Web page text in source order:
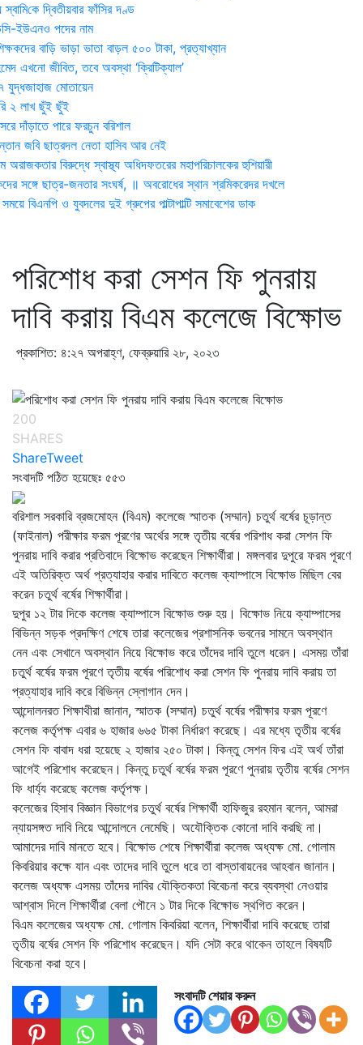
দ্বিতীয়বার ফাঁসির দণ্ড
ইউএনও পদের নাম
বাড়ি ভাড়া ভাতা বাড়ল ৫০০ টাকা, প্রত্যাখ্যান
এখনো জীবিত, তবে অবস্থা ‘ক্রিটিক্যাল’
যুদ্ধজাহাজ মোতায়েন
২ লাখ ছুঁই ছুঁই
দাঁড়াতে পারে ফরচুন বরিশাল
জবি ছাত্রদল নেতা হাসিব আর নেই
অরাজকতার বিরুদ্ধে স্বাস্থ্য অধিদফতরের মহাপরিচালকের হুশিয়ারী
সঙ্গে ছাত্র-জনতার সংঘর্ষ, ॥ অবরোধের স্থান শ্রমিকরেদর দখলে
বিএনপি ও যুবদলের দুই গ্রুপের পাল্টাপাল্টি সমাবেশের ডাক
পরিশোধ করা সেশন ফি পুনরায়
দাবি করায় বিএম কলেজে বিক্ষোভ
প্রকাশিত: ৪:২৭ অপরাহ্ণ, ফেব্রুয়ারি ২৮, ২০২৩
200
SHARES
ShareTweet
সংবাদটি পঠিত হয়েছেঃ ৫৫৩
বরিশাল সরকারি ব্রজমোহন (বিএম) কলেজে স্মাতক (সম্মান) চতুর্থ বর্ষের চূড়ান্ত
(ফাইনাল) পরীক্ষার ফরম পূরণের অর্থের সঙ্গে তৃতীয় বর্ষের পরিশাধ করা সেশন ফি
পুনরায় দাবি করার প্রতিবাদে বিক্ষোভ করেছেন শিক্ষার্থীরা। মঙ্গলবার দুপুরে ফরম পূরণে
এই অতিরিক্ত অর্থ প্রত্যাহার করার দাবিতে কলেজ ক্যাম্পাসে বিক্ষোভ মিছিল বের
করেন চতুর্থ বর্ষের শিক্ষার্থীরা।
দুপুর ১২ টার দিকে কলেজ ক্যাম্পাসে বিক্ষোভ শুরু হয়। বিক্ষোভ নিয়ে ক্যাম্পাসের
বিভিন্ন সড়ক প্রদক্ষিণ শেষে তারা কলেজের প্রশাসনিক ভবনের সামনে অবস্থান
নেন এবং সেখানে অবস্থান নিয়ে বিক্ষোভ করে তাঁদের দাবি তুলে ধরেন। এসময় তাঁরা
চতুর্থ বর্ষের ফরম পূরণে তৃতীয় বর্ষের পরিশোধ করা সেশন ফি পুনরায় দাবি করায় তা
প্রত্যাহার দাবি করে বিভিন্ন স্লোগান দেন।
আন্দোলনরত শিক্ষাথীরা জানান, স্মাতক (সম্মান) চতুর্থ বর্ষের পরীক্ষার ফরম পূরণে
কলেজ কর্তৃপক্ষ এবার ৬ হাজার ৬৬৫ টাকা নির্ধারণ করেছে। এর মধ্যে তৃতীয় বর্ষের
সেশন ফি বাবাদ ধরা হয়েছে ২ হাজার ২৫০ টাকা। কিন্তু সেশন ফির এই অর্থ তাঁরা
আগেই পরিশোধ করেছেন। কিন্তু চতুর্থ বর্ষের ফরম পূরণে পুনরায় তৃতীয় বর্ষের সেশন
ফি ধার্য্য করেছে কলেজ কর্তৃপক্ষ।
কলেজের হিসাব বিজ্ঞান বিভাগের চতুর্থ বর্ষের শিক্ষার্থী হাফিজুর রহমান বলেন, আমরা
ন্যায়সঙ্গত দাবি নিয়ে আন্দোলনে নেমেছি। অযৌক্তিক কোনো দাবি করছি না।
আমাদের দাবি মানতে হবে। বিক্ষোভ শেষে শিক্ষার্থীরা কলেজ অধ্যক্ষ মো. গোলাম
কিবরিয়ার কক্ষে যান এবং তাদের দাবি তুলে ধরে তা বাস্তাবায়নের আহবান জানান।
কলেজ অধ্যক্ষ এসময় তাঁদের দাবির যৌক্তিকতা বিবেচনা করে ব্যবস্থা নেওয়ার
আশ্বাস দিলে শিক্ষার্থীরা বেলা পৌনে ১ টার দিকে বিক্ষোভ স্থগিত করেন।
বিএম কলেজের অধ্যক্ষ মো. গোলাম কিবরিয়া বলেন, শিক্ষার্থীরা দাবি করেছে তারা
তৃতীয় বর্ষের সেশন ফি পরিশোধ করেছেন। যদি সেটা করে থাকেন তাহলে বিষযটি
বিবেচনা করা হবে।
সংবাদটি শেয়ার করুন